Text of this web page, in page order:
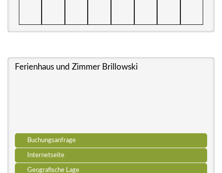
Ferienhaus und Zimmer Brillowski
Buchungsanfrage
Internetseite
Geografische Lage